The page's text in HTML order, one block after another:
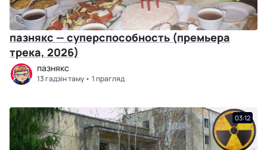
пазнякс — суперспособность (премьера
трека, 2026)
пазнякс
13 гадзін таму 1 прагляд
03:12